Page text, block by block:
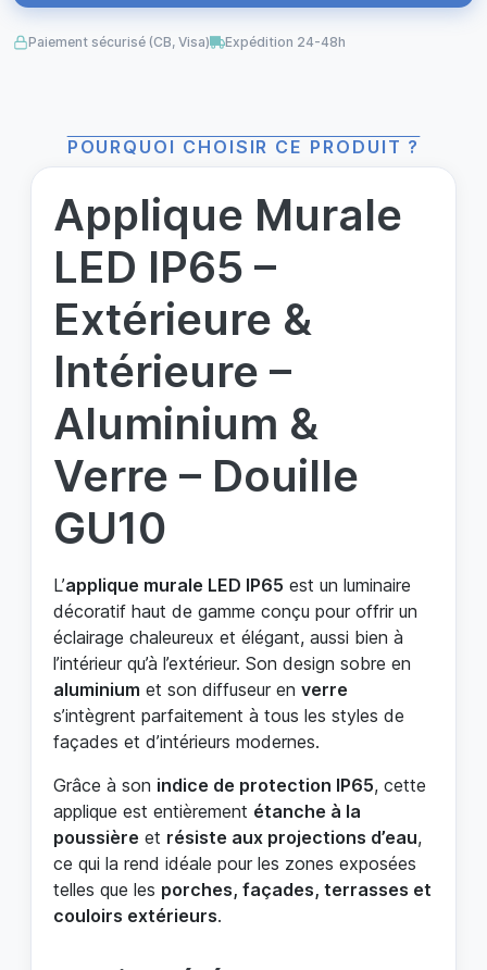
Paiement sécurisé (CB, Visa) Expédition 24-48h
POURQUOI CHOISIR CE PRODUIT ?
Applique Murale
LED IP65 –
Extérieure &
Intérieure –
Aluminium &
Verre – Douille
GU10
L’applique murale LED IP65 est un luminaire
décoratif haut de gamme conçu pour offrir un
éclairage chaleureux et élégant, aussi bien à
l’intérieur qu’à l’extérieur. Son design sobre en
aluminium et son diffuseur en verre
s’intègrent parfaitement à tous les styles de
façades et d’intérieurs modernes.
Grâce à son indice de protection IP65, cette
applique est entièrement étanche à la
poussière et résiste aux projections d’eau,
ce qui la rend idéale pour les zones exposées
telles que les porches, façades, terrasses et
couloirs extérieurs.